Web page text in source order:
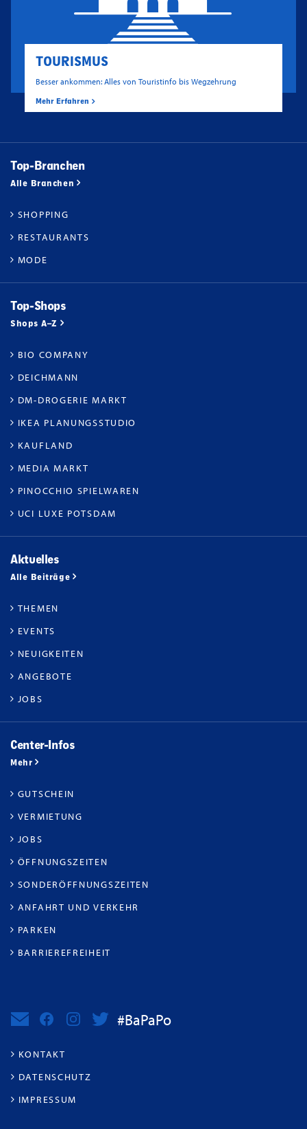
TOURISMUS
Besser ankommen: Alles von Touristinfo bis Wegzehrung
Mehr Erfahren
Top-Branchen
Alle Branchen
SHOPPING
RESTAURANTS
MODE
Top-Shops
Shops A–Z
BIO COMPANY
DEICHMANN
DM-DROGERIE MARKT
IKEA PLANUNGSSTUDIO
KAUFLAND
MEDIA MARKT
PINOCCHIO SPIELWAREN
UCI LUXE POTSDAM
Aktuelles
Alle Beiträge
THEMEN
EVENTS
NEUIGKEITEN
ANGEBOTE
JOBS
Center-Infos
Mehr
GUTSCHEIN
VERMIETUNG
JOBS
ÖFFNUNGSZEITEN
SONDERÖFFNUNGSZEITEN
ANFAHRT UND VERKEHR
PARKEN
BARRIEREFREIHEIT
#BaPaPo
KONTAKT
DATENSCHUTZ
IMPRESSUM